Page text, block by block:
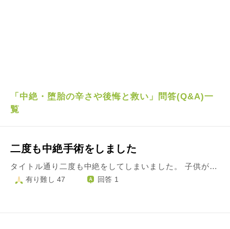
「中絶・堕胎の辛さや後悔と救い」問答(Q&A)一
覧
二度も中絶手術をしました
タイトル通り二度も中絶をしてしまいました。 子供が好きで子供が欲しいと願っていたので、沢山沢山時間をかけてどうしても産みたいと話し合いましたが願いは通らず大切な命を守ることが出来ませんでした。未婚です。いざ妊娠すると想像以上のキツイ言葉を相手から沢山言われ続け、2度目の中絶をしなければいけない悲しみと信じていた相手が誰よりも自分を傷付けてくること、心身ともに深く傷付き疲れました。大切な二つの命を殺めた自分が今、ご飯を食べようとするその欲も許すことが出来ず、罪悪感と喪失感でいっぱいで最低な自分が以前と同じ生活を送ることが悪のような気がして外に出る勇気がありません。そしてここまで傷付けてきた相手とは縁を切りなさいと周りに言われるのですが一人にしないでという気持ちが勝ってしまい離れることができません。 いつかは温かい家庭を持ち、シングルではなくちゃんとお父さんがいる家庭で子供を育てたいと思っています。ですがそんな事を願うのは守れなかった二つの命に失礼かな、と。いつか家庭を持った時、僕たちは産んでくれなかったのにどうして？と思わせてしまうのではないかと、そう思うと今後どうしていいのかわかりません。しっかりと水子供養をしましたがそれでも罪悪感は消えず、毎朝お空に話しかけるのですが、子供に会いたかった気持ちが押し寄せ泣いてしまいます。二人のためにも誰とも結婚せず自分の幸せを願わないべきでしょうか？
有り難し 47 回答 1